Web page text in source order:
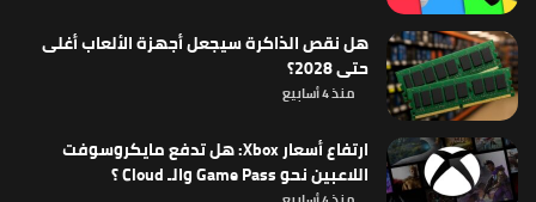
هل نقص الذاكرة سيجعل أجهزة الألعاب أغلى
حتى 2028؟
منذ 4 أسابيع
ارتفاع أسعار Xbox: هل تدفع مايكروسوفت
اللاعبين نحو Game Pass والـ Cloud ؟